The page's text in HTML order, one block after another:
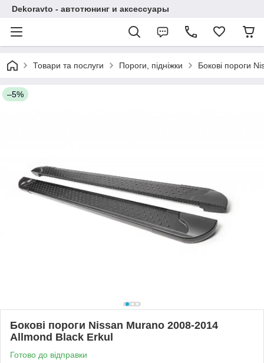
Dekoravto - автотюнинг и аксессуары
Товари та послуги Пороги, підніжки Бокові пороги
–5%
Бокові пороги Nissan Murano 2008-2014
Allmond Black Erkul
Готово до відправки